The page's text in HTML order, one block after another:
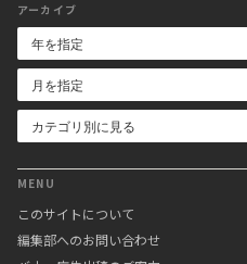
アーカイブ
MENU
このサイトについて
編集部へのお問い合わせ